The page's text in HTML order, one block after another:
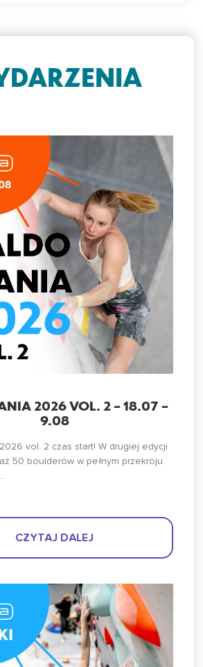
2026 VOL. 2 – 18.07 –
9.08
vol. 2 czas start! W drugiej edycji
50 boulderów w pełnym przekroju
CZYTAJ DALEJ